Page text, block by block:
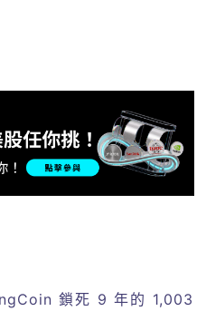
鎖死 9 年的 1,003